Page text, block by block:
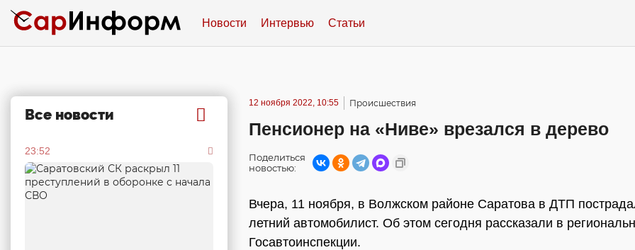
Новости Интервью Статьи
Все новости
23:52
12 ноября 2022, 10:55 Происшествия
Пенсионер на «Ниве» врезался в дерево
Поделиться
новостью:
Вчера, 11 ноября, в Волжском районе Саратова в ДТП
летний автомобилист. Об этом сегодня рассказали в
Госавтоинспекции.